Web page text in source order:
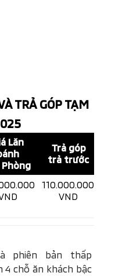
TRẢ GÓP TẠM
Lăn
Phòng
Trả góp
trả trước
110.000.000
VND
phiên bản thấp
4 chỗ ăn khách bậc